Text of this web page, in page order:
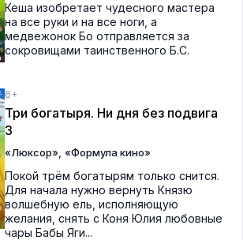
Кеша изобретает чудесного мастера
на все руки и на все ноги, а
медвежонок Бо отправляется за
сокровищами таинственного Б.С.
6+
Три богатыря. Ни дня без подвига
3
«Люксор» «Формула кино»
Покой трём богатырям только снится.
Для начала нужно вернуть Князю
волшебную ель, исполняющую
желания, снять с Коня Юлия любовные
чары Бабы Яги...